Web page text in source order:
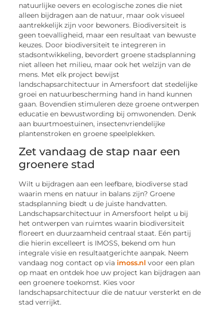
natuurlijke oevers en ecologische zones die niet
alleen bijdragen aan de natuur, maar ook visueel
aantrekkelijk zijn voor bewoners. Biodiversiteit is
geen toevalligheid, maar een resultaat van bewuste
keuzes. Door biodiversiteit te integreren in
stadsontwikkeling, bevordert groene stadsplanning
niet alleen het milieu, maar ook het welzijn van de
mens. Met elk project bewijst
landschapsarchitectuur in Amersfoort dat stedelijke
groei en natuurbescherming hand in hand kunnen
gaan. Bovendien stimuleren deze groene ontwerpen
educatie en bewustwording bij omwonenden. Denk
aan buurtmoestuinen, insectenvriendelijke
plantenstroken en groene speelplekken.
Zet vandaag de stap naar een
groenere stad
Wilt u bijdragen aan een leefbare, biodiverse stad
waarin mens en natuur in balans zijn? Groene
stadsplanning biedt u de juiste handvatten.
Landschapsarchitectuur in Amersfoort helpt u bij
het ontwerpen van ruimtes waarin biodiversiteit
floreert en duurzaamheid centraal staat. Eén partij
die hierin excelleert is IMOSS, bekend om hun
integrale visie en resultaatgerichte aanpak. Neem
vandaag nog contact op via imoss.nlvoor een plan
op maat en ontdek hoe uw project kan bijdragen aan
een groenere toekomst. Kies voor
landschapsarchitectuur die de natuur versterkt en de
stad verrijkt.